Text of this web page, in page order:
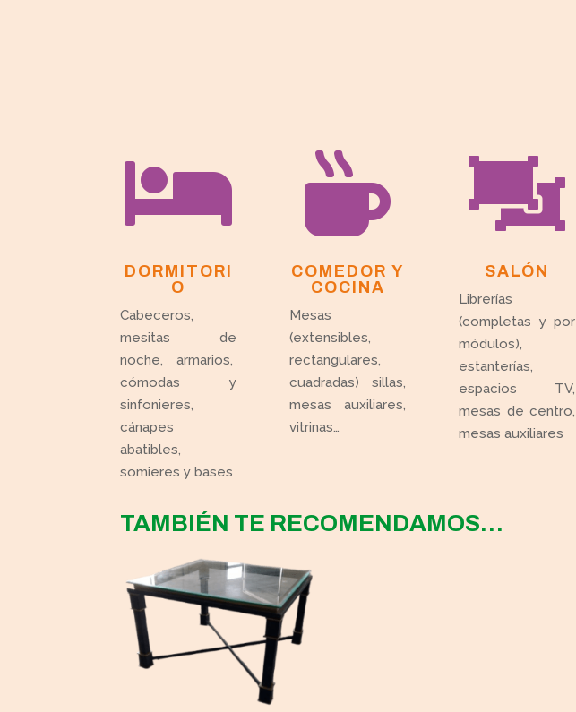

DORMITORI
O
Cabeceros,
mesitas de
noche, armarios,
cómodas y
sinfonieres,
cánapes
abatibles,
somieres y bases

COMEDOR Y
COCINA
Mesas
(extensibles,
rectangulares,
cuadradas) sillas,
mesas auxiliares,
vitrinas…

SALÓN
Librerías
(completas y por
módulos),
estanterías,
espacios TV,
mesas de centro,
mesas auxiliares
TAMBIÉN TE RECOMENDAMOS…